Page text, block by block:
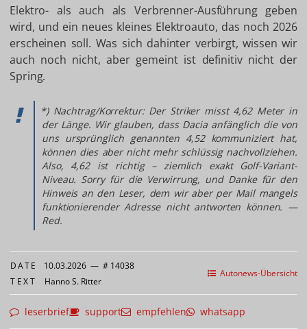
Elektro- als auch als Verbrenner-Ausführung geben
wird, und ein neues kleines Elektroauto, das noch 2026
erscheinen soll. Was sich dahinter verbirgt, wissen wir
auch noch nicht, aber gemeint ist definitiv nicht der
Spring.
*) Nachtrag/Korrektur: Der Striker misst 4,62 Meter in
der Länge. Wir glauben, dass Dacia anfänglich die von
uns ursprünglich genannten 4,52 kommuniziert hat,
können dies aber nicht mehr schlüssig nachvollziehen.
Also, 4,62 ist richtig – ziemlich exakt Golf-Variant-
Niveau. Sorry für die Verwirrung, und Danke für den
Hinweis an den Leser, dem wir aber per Mail mangels
funktionierender Adresse nicht antworten können. —
Red.
Autonews-Übersicht
DATE 10.03.2026 — # 14038
TEXT Hanno S. Ritter
leserbrief support empfehlen whatsapp